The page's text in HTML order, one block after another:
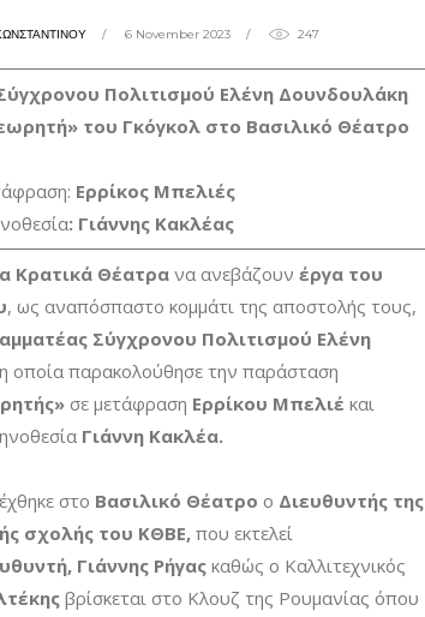
6 November 2023 247
Πολιτισμού Ελένη Δουνδουλάκη
του Γκόγκολ στο Βασιλικό Θέατρο
Ερρίκος Μπελιές
: Γιάννης Κακλέας
Κρατικά Θέατρανα ανεβάζουν έργα του
, ως αναπόσπαστο κομμάτι της αποστολής τους,
Σύγχρονου Πολιτισμού Ελένη
η οποία παρακολούθησε την παράσταση
σε μετάφραση Ερρίκου Μπελιέ και
Γιάννη Κακλέα.
στο Βασιλικό Θέατρο ο Διευθυντής της
σχολής του ΚΘΒΕ, που εκτελεί
Γιάννης Ρήγαςκαθώς ο Καλλιτεχνικός
βρίσκεται στο Κλουζ της Ρουμανίας όπου